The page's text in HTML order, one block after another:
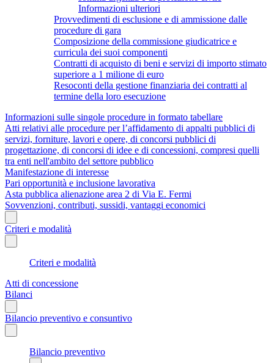
Informazioni ulteriori
Provvedimenti di esclusione e di ammissione dalle
procedure di gara
Composizione della commissione giudicatrice e
curricula dei suoi componenti
Contratti di acquisto di beni e servizi di importo stimato
superiore a 1 milione di euro
Resoconti della gestione finanziaria dei contratti al
termine della loro esecuzione
Informazioni sulle singole procedure in formato tabellare
Atti relativi alle procedure per l’affidamento di appalti pubblici di
servizi, forniture, lavori e opere, di concorsi pubblici di
progettazione, di concorsi di idee e di concessioni, compresi quelli
tra enti nell'ambito del settore pubblico
Manifestazione di interesse
Pari opportunità e inclusione lavorativa
Asta pubblica alienazione area 2 di Via E. Fermi
Sovvenzioni, contributi, sussidi, vantaggi economici
Criteri e modalità
Criteri e modalità
Atti di concessione
Bilanci
Bilancio preventivo e consuntivo
Bilancio preventivo